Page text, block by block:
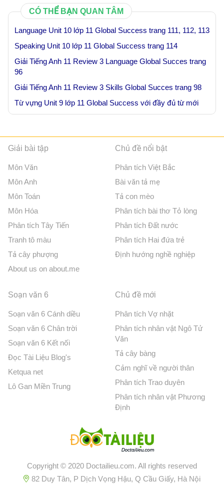
CÓ THỂ BẠN QUAN TÂM
Language Unit 10 lớp 11 Global Success trang 111, 112, 113
Speaking Unit 10 lớp 11 Global Success trang 114
Giải Tiếng Anh 11 Review 3 Language Global Succes trang
96
Giải Tiếng Anh 11 Review 3 Skills Global Succes trang 98
Từ vựng Unit 9 lớp 11 Global Success với đầy đủ từ mới
Giải bài tập
Môn Văn
Môn Anh
Môn Toán
Môn Hóa
Phân tích Tây Tiến
Tranh tô màu
Tả cây phượng
About us on about.me
Chủ đề nổi bật
Phân tích Việt Bắc
Bài văn tả mẹ
Tả con mèo
Phân tích bài thơ Tỏ lòng
Phân tích Đất nước
Phân tích Hai đứa trẻ
Định hướng nghề nghiệp
Soạn văn 6
Soạn văn 6 Cánh diều
Soạn văn 6 Chân trời
Soạn văn 6 Kết nối
Đọc Tài Liệu Blog's
Ketqua net
Lô Gan Miền Trung
Chủ đề mới
Phân tích Vợ nhặt
Phân tích nhân vật Ngô Tử
Văn
Tả cây bàng
Cảm nghĩ về người thân
Phân tích Trao duyên
Phân tích nhân vật Phương
Định
Copyright © 2020 Doctailieu.com. All rights reserved
82 Duy Tân, P Dịch Vọng Hậu, Q Cầu Giấy, Hà Nội